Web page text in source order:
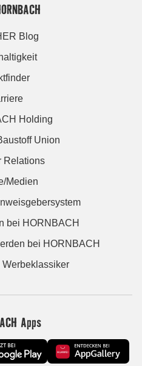
Blog
Holding
Union
Relations
Medien
bei HORNBACH
bei HORNBACH
Apps